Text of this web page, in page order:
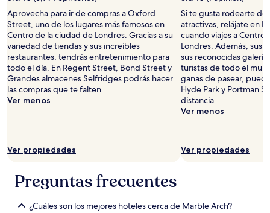
Aprovecha para ir de compras a Oxford
Street, uno de los lugares más famosos en
Centro de la ciudad de Londres. Gracias a su
variedad de tiendas y sus increíbles
restaurantes, tendrás entretenimiento para
todo el día. En Regent Street, Bond Street y
Grandes almacenes Selfridges podrás hacer
las compras que te falten.
Ver menos
Ver propiedades
Si te gusta rodearte
atractivas, relájate en
cuando viajes a Centro
Londres. Además, sus
sus reconocidas
turistas de todo el
ganas de pasear,
Hyde Park y Portman
distancia.
Ver menos
Ver propiedades
Preguntas frecuentes
¿Cuáles son los mejores hoteles cerca de Marble Arch?